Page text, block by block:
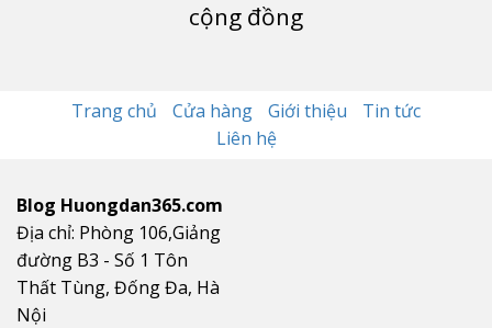
cộng đồng
Trang chủ Cửa hàng Giới thiệu
Tin tức
Liên hệ
Blog Huongdan365.com
Địa chỉ: Phòng 106,Giảng
đường B3 - Số 1 Tôn
Thất Tùng, Đống Đa, Hà
Nội